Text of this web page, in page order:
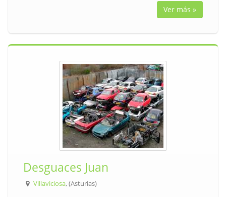
Ver más »
Desguaces Juan
Villaviciosa, (Asturias)